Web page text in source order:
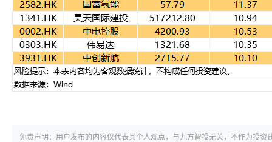
免责声明：用户发布的内容仅代表其个人观点，与九方智投无关，不作为投